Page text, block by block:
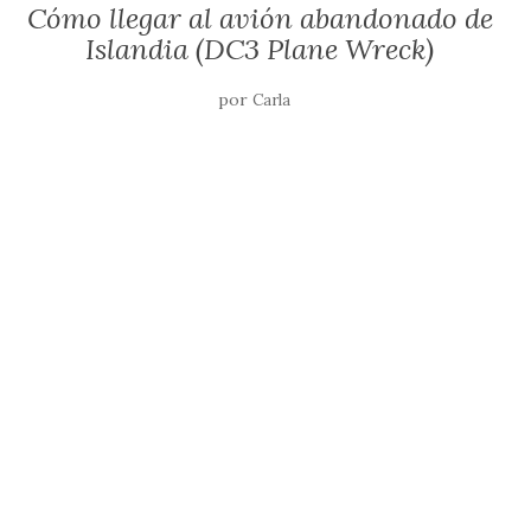
Cómo llegar al avión abandonado de
Islandia (DC3 Plane Wreck)
por Carla